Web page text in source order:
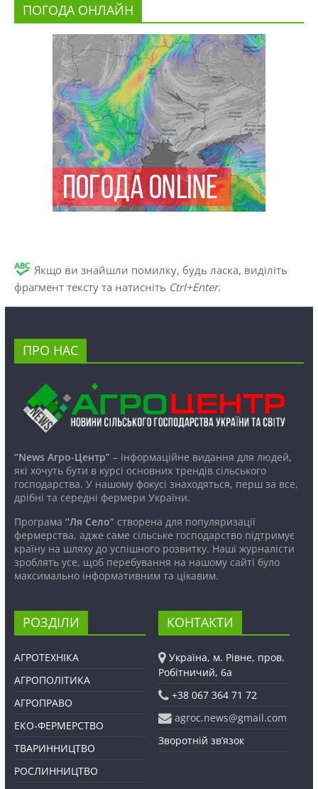
ПОГОДА ОНЛАЙН
Якщо ви знайшли помилку, будь ласка, виділіть
фрагмент тексту та натисніть Ctrl+Enter.
ПРО НАС
“News Агро-Центр”– інформаційне видання для людей,
які хочуть бути в курсі основних трендів сільського
господарства. У нашому фокусі знаходяться, перш за все,
дрібні та середні фермери України.
Програма “Ля Село”створена для популяризації
фермерства, адже саме сільське господарство підтримує
країну на шляху до успішного розвитку. Наші журналісти
зроблять усе, щоб перебування на нашому сайті було
максимально інформативним та цікавим.
РОЗДІЛИ
АГРОТЕХНІКА
АГРОПОЛІТИКА
АГРОПРАВО
ЕКО-ФЕРМЕРСТВО
ТВАРИННИЦТВО
РОСЛИННИЦТВО
КОНТАКТИ
Україна, м. Рівне, пров.
Робітничий, 6а
+38 067 364 71 72
agroc.news@gmail.com
Зворотній зв’язок